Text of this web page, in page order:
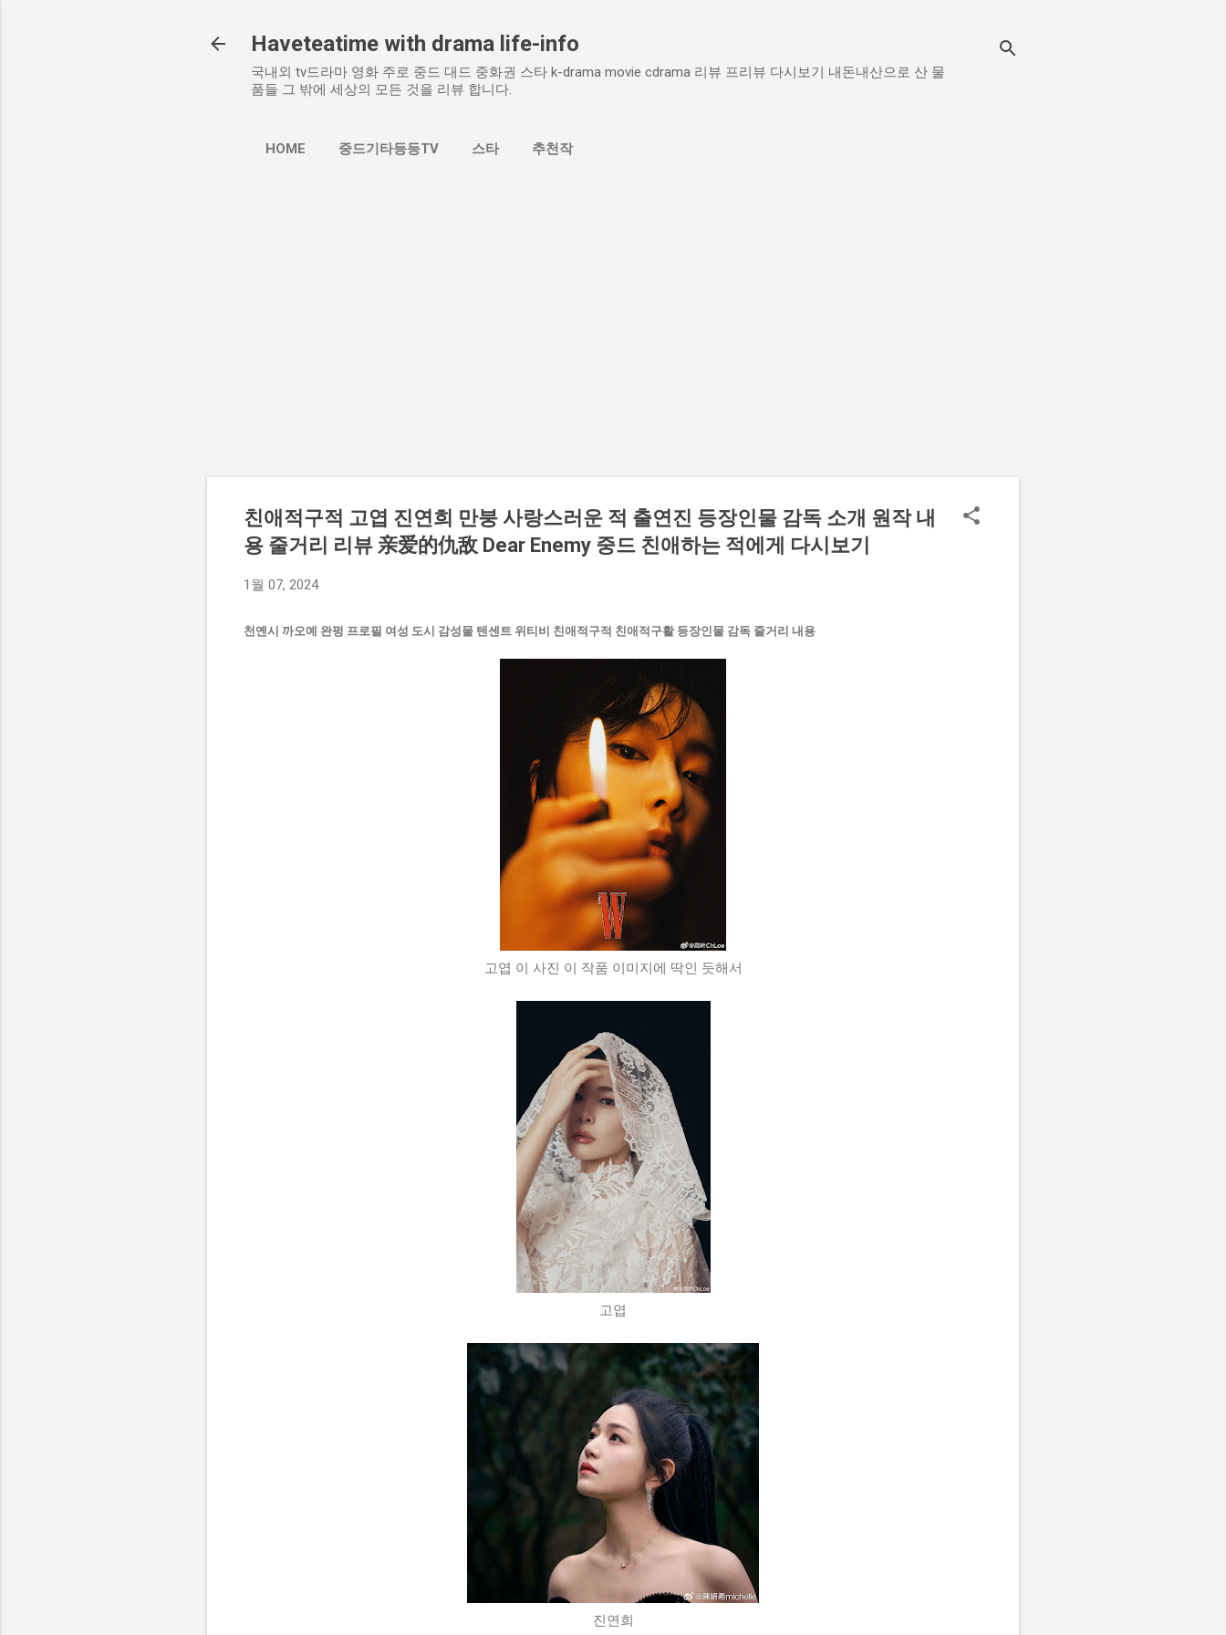
Haveteatime with drama life-info
국내외 tv드라마 영화 주로 중드 대드 중화권 스타 k-drama movie cdrama 리뷰 프리뷰 다시보기 내돈내산으로 산 물
품들 그 밖에 세상의 모든 것을 리뷰 합니다.
HOME 중드기타등등TV 스타 추천작
친애적구적 고엽 진연희 만붕 사랑스러운 적 출연진 등장인물 감독 소개 원작 내
용 줄거리 리뷰 亲爱的仇敌 Dear Enemy 중드 친애하는 적에게 다시보기
1월 07, 2024
천옌시 까오예 완펑 프로필 여성 도시 감성물 텐센트 위티비 친애적구적 친애적구활 등장인물 감독 줄거리 내용
고엽 이 사진 이 작품 이미지에 딱인 듯해서
고엽
진연희